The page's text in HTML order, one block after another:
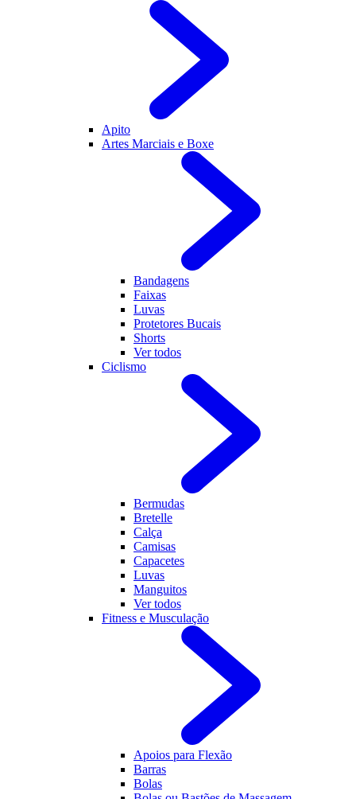
Apito
Artes Marciais e Boxe
Bandagens
Faixas
Luvas
Protetores Bucais
Shorts
Ver todos
Ciclismo
Bermudas
Bretelle
Calça
Camisas
Capacetes
Luvas
Manguitos
Ver todos
Fitness e Musculação
Apoios para Flexão
Barras
Bolas